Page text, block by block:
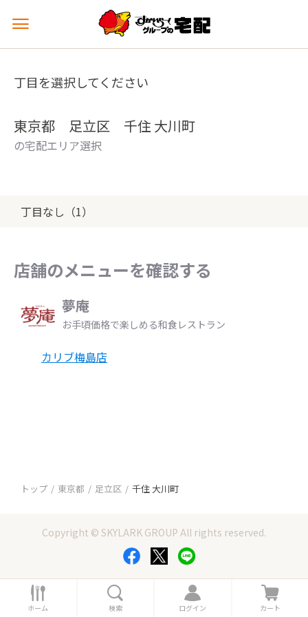
メ
ュ
を
丁目を選択してください
東京都 足立区 千住 大川町
の宅配エリア選択
丁目なし（1）
店舗のメニューを確認する
夢庵
お手頃価格で楽しめる和食レストラン
カリブ梅島店
トップ 東京都 足立区 千住 大川町
Copyright © SKYLARK GROUP All rights reserved.
ホ
ー
ホーム 索
検索
ロ
グ
ログイン
カ
ー
カート